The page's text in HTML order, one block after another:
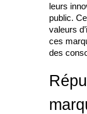
leurs
public.
valeurs
ces
des